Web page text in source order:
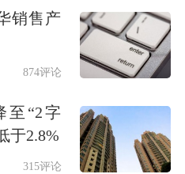
发展行动，培育智
生物医药、 低空经
业、
专精特新
中小
巨人”企业、制造业
销售产
874评论
至“2字
于2.8%
315评论